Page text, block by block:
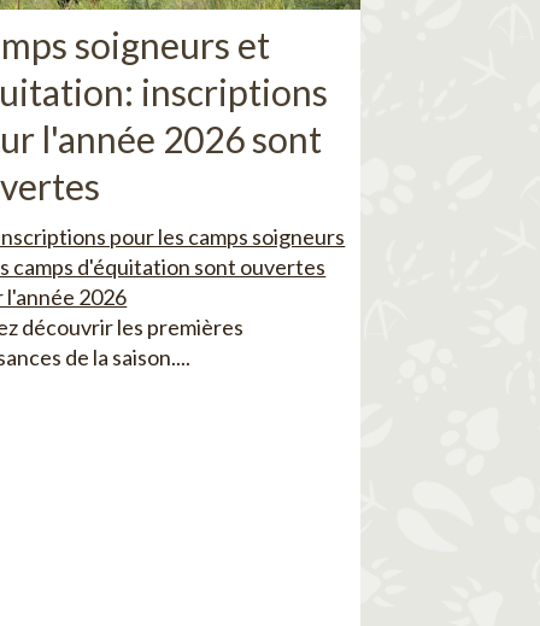
soigneurs et
inscriptions
l'année 2026 sont
pour les camps soigneurs
camps d'équitation sont ouvertes
l'année 2026
découvrir les premières
de la saison....